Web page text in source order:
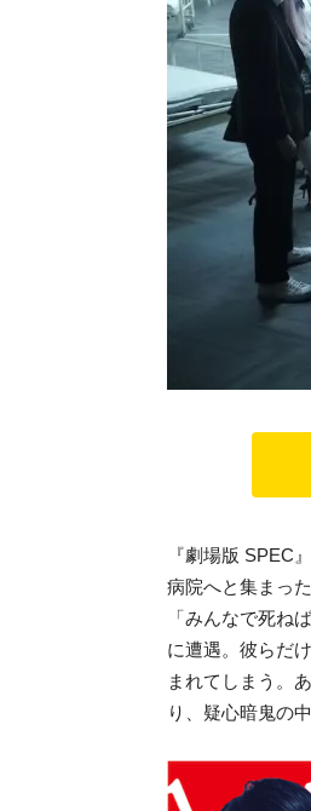
『劇場版 SPEC
病院へと集まっ
「みんなで死ね
に遭遇。彼らだ
まれてしまう。
り、疑心暗鬼の